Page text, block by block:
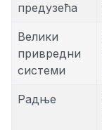
предузећа
Велики
привредни
системи
Радње